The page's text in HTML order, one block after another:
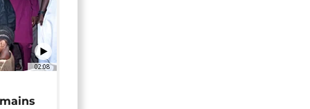
02:08